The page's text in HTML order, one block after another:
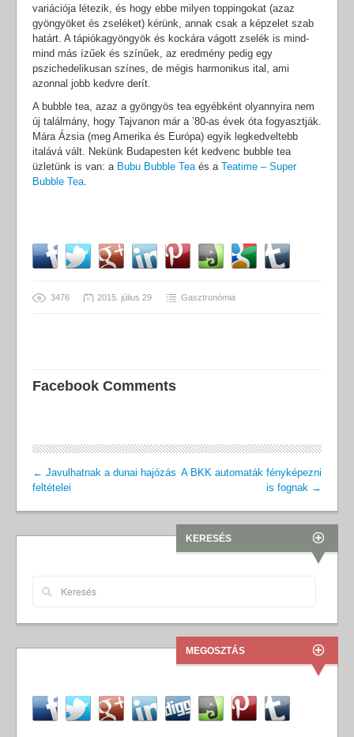
variációja létezik, és hogy ebbe milyen toppingokat (azaz
gyöngyöket és zseléket) kérünk, annak csak a képzelet szab
határt. A tápiókagyöngyök és kockára vágott zselék is mind-
mind más ízűek és színűek, az eredmény pedig egy
pszichedelikusan színes, de mégis harmonikus ital, ami
azonnal jobb kedvre derít.
A bubble tea, azaz a gyöngyös tea egyébként olyannyira nem
új találmány, hogy Tajvanon már a ’80-as évek óta fogyasztják.
Mára Ázsia (meg Amerika és Európa) egyik legkedveltebb
italává vált. Nekünk Budapesten két kedvenc bubble tea
üzletünk is van: a Bubu Bubble Tea és a Teatime – Super
Bubble Tea
3476 2015. július 29 Gasztronómia
Facebook Comments
← Javulhatnak a dunai hajózás
feltételei
A BKK automaták fényképezni
is fognak →
KERESÉS
MEGOSZTÁS